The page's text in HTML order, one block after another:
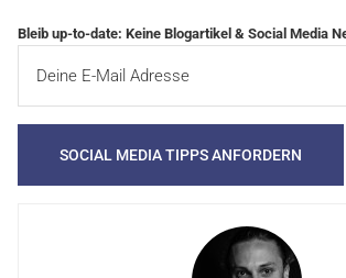
Bleib up-to-date: Keine Blogartikel & Social Media